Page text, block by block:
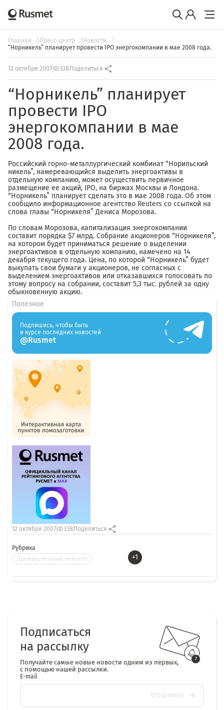
Главная Пресс-центр
Новости
“Норникель” планирует провести IPO энергокомпании в мае 2008 года.
12 октября 2007 338 Поделиться
“Норникель” планирует
провести IPO
энергокомпании в мае
2008 года.
Российский горно-металлургический комбинат “Норильский
никель”, намеревающийся выделить энергоактивы в
отдельную компанию, может осуществить первичное
размещение ее акций, IPO, на биржах Москвы и Лондона.
“Норникель” планирует сделать это в мае 2008 года. Об этом
сообщило информационное агентство Reuters со ссылкой на
слова главы “Норникеля” Дениса Морозова.
По словам Морозова, капитализация энергокомпании
составит порядка $7 млрд. Собрание акционеров “Норникеля”,
на котором будет приниматься решение о выделении
энергоактивов в отдельную компанию, намечено на 14
декабря текущего года. Цена, по которой “Норникель” будет
выкупать свои бумаги у акционеров, не согласных с
выделением энергоактивов или отказавшихся голосовать по
этому вопросу на собрании, составит 5,3 тыс. рублей за одну
обыкновенную акцию.
Рубрика
Промышленные новости
+1
12 октября 2007 338 Поделиться
Полезное
Подпишись, чтобы быть
в курсе последних новостей
@Rusmet
Подписаться
на рассылку
Получайте самые новые новости одним из первых,
с помощью нашей рассылки.
E-mail
Отправить